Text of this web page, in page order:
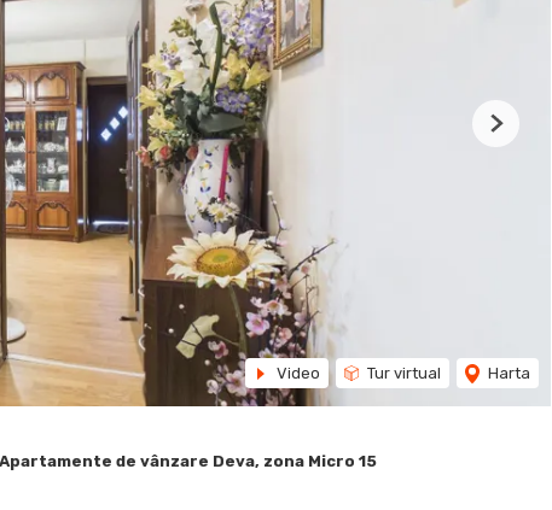
Video Tur virtual Harta
Next
Apartamente de vânzare Deva, zona Micro 15